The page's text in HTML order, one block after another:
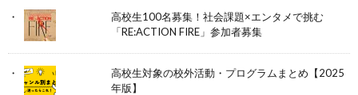
高校生100名募集！社会課題×エンタメで挑む
「RE:ACTION FIRE」参加者募集
高校生対象の校外活動・プログラムまとめ【2025
年版】